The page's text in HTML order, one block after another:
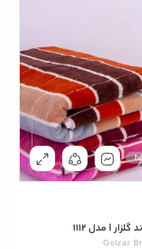
| مدل 1112
Golzar